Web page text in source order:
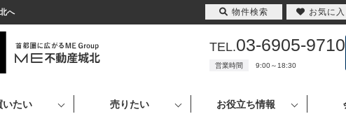
へ
TEL.03-6905-9710
営業時間 9:00～18:30
いたい 売りたい お役立ち情報
物件検索 お気に入